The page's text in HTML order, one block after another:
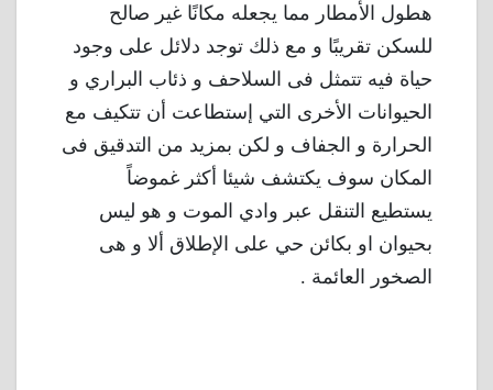
هطول الأمطار مما يجعله مكانًا غير صالح
للسكن تقريبًا و مع ذلك توجد دلائل على وجود
حياة فيه تتمثل فى السلاحف و ذئاب البراري و
الحيوانات الأخرى التي إستطاعت أن تتكيف مع
الحرارة و الجفاف و لكن بمزيد من التدقيق فى
المكان سوف يكتشف شيئا أكثر غموضاً
يستطيع التنقل عبر وادي الموت و هو ليس
بحيوان او بكائن حي على الإطلاق ألا و هى
الصخور العائمة .